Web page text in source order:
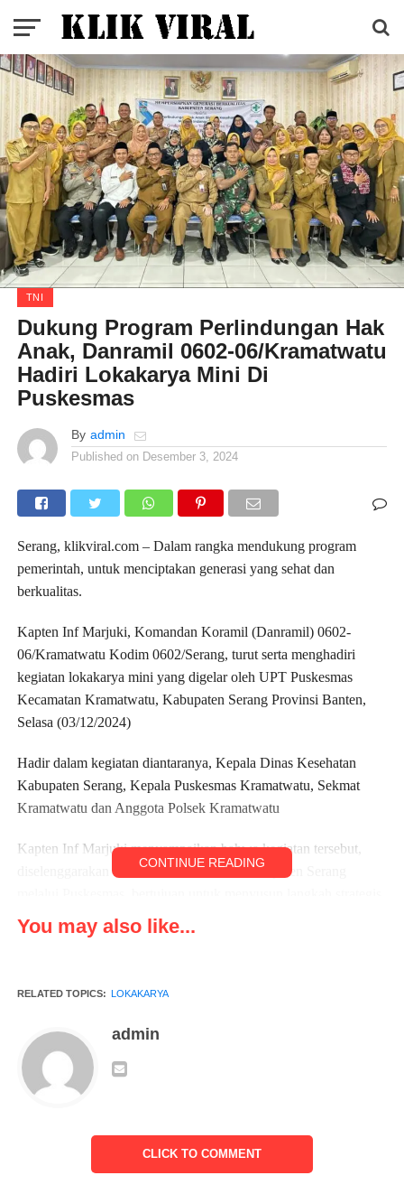
TNI
Dukung Program Perlindungan Hak
Anak, Danramil 0602-06/Kramatwatu
Hadiri Lokakarya Mini Di
Puskesmas
By admin
Published on Desember 3, 2024
Serang, klikviral.com – Dalam rangka mendukung program
pemerintah, untuk menciptakan generasi yang sehat dan
berkualitas.
Kapten Inf Marjuki, Komandan Koramil (Danramil) 0602-
06/Kramatwatu Kodim 0602/Serang, turut serta menghadiri
kegiatan lokakarya mini yang digelar oleh UPT Puskesmas
Kecamatan Kramatwatu, Kabupaten Serang Provinsi Banten,
Selasa (03/12/2024)
Hadir dalam kegiatan diantaranya, Kepala Dinas Kesehatan
Kabupaten Serang, Kepala Puskesmas Kramatwatu, Sekmat
Kramatwatu dan Anggota Polsek Kramatwatu
Kapten Inf Marjuki menyampaikan bahwa kegiatan tersebut,
diselenggarakan oleh Dinas Kesehatan Kabupaten Serang
dalam perlindungan hak anak di bidang kesehatan, sebagai
bagian dari upaya menuju Indonesia Emas.
komitmen TNI untuk mendukung setiap program, yang
berkaitan dengan kesejahteraan masyarakat, khususnya anak-
anak.
“Kami mendukung penuh upaya pemerintah, dalam menciptakan
terus bersinergi dengan berbagai instansi, untuk memastikan
perlindungan hak anak, dapat terlaksana dengan maksimal,” ujar
Kapten Inf Marjuki.
CONTINUE READING
You may also like...
RELATED TOPICS: LOKAKARYA
admin
CLICK TO COMMENT